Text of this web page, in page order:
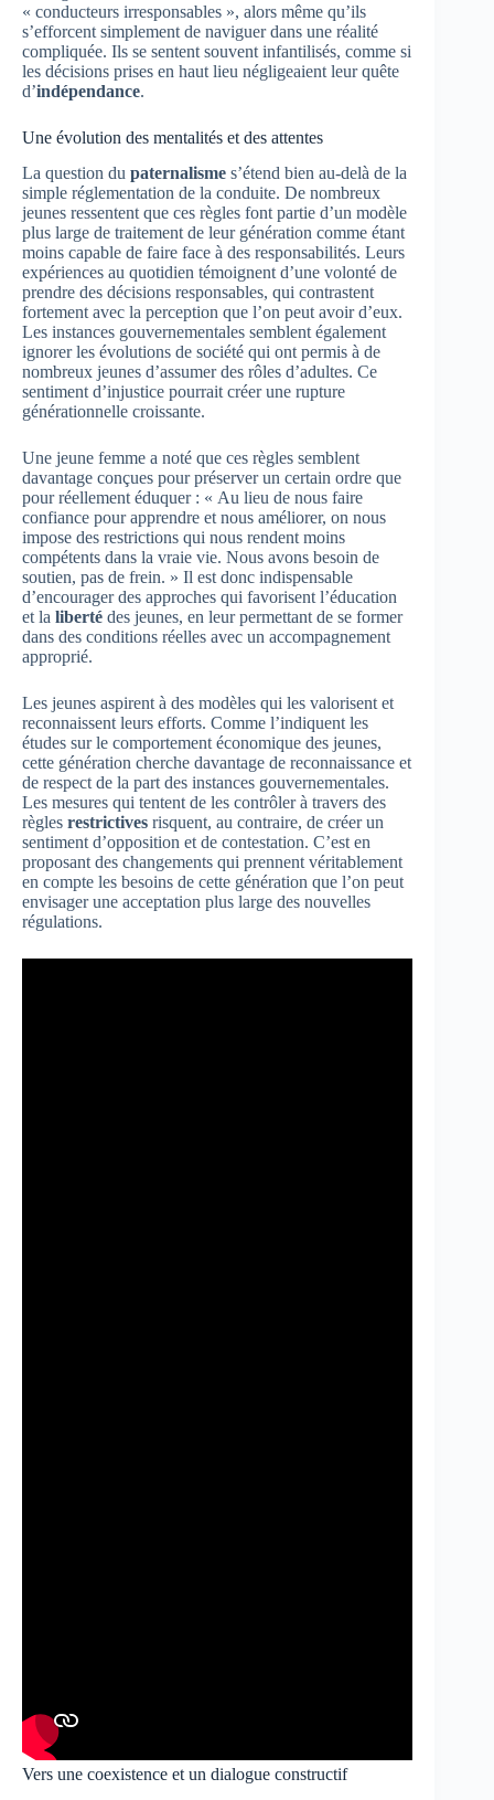
« conducteurs irresponsables », alors même qu’ils
s’efforcent simplement de naviguer dans une réalité
compliquée. Ils se sentent souvent infantilisés, comme si
les décisions prises en haut lieu négligeaient leur quête
d’indépendance.
Une évolution des mentalités et des attentes
La question du paternalisme s’étend bien au-delà de la
simple réglementation de la conduite. De nombreux
jeunes ressentent que ces règles font partie d’un modèle
plus large de traitement de leur génération comme étant
moins capable de faire face à des responsabilités. Leurs
expériences au quotidien témoignent d’une volonté de
prendre des décisions responsables, qui contrastent
fortement avec la perception que l’on peut avoir d’eux.
Les instances gouvernementales semblent également
ignorer les évolutions de société qui ont permis à de
nombreux jeunes d’assumer des rôles d’adultes. Ce
sentiment d’injustice pourrait créer une rupture
générationnelle croissante.
Une jeune femme a noté que ces règles semblent
davantage conçues pour préserver un certain ordre que
pour réellement éduquer : « Au lieu de nous faire
confiance pour apprendre et nous améliorer, on nous
impose des restrictions qui nous rendent moins
compétents dans la vraie vie. Nous avons besoin de
soutien, pas de frein. » Il est donc indispensable
d’encourager des approches qui favorisent l’éducation
et la liberté des jeunes, en leur permettant de se former
dans des conditions réelles avec un accompagnement
approprié.
Les jeunes aspirent à des modèles qui les valorisent et
reconnaissent leurs efforts. Comme l’indiquent les
études sur le comportement économique des jeunes,
cette génération cherche davantage de reconnaissance et
de respect de la part des instances gouvernementales.
Les mesures qui tentent de les contrôler à travers des
règles restrictives risquent, au contraire, de créer un
sentiment d’opposition et de contestation. C’est en
proposant des changements qui prennent véritablement
en compte les besoins de cette génération que l’on peut
envisager une acceptation plus large des nouvelles
régulations.
Vers une coexistence et un dialogue constructif